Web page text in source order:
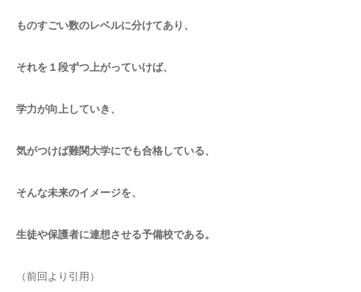
ものすごい数のレベルに分けてあり、
それを１段ずつ上がっていけば、
学力が向上していき、
気がつけば難関大学にでも合格している、
そんな未来のイメージを、
生徒や保護者に連想させる予備校である。
（前回より引用）